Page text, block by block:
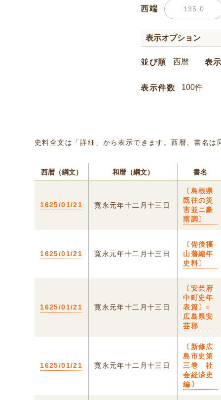
西端
表示オプション
並び順 表
表示件数
史料全文は「詳細」から表示できます。西暦、書名
西暦（綱文） 和暦（綱文） 書名
1625/01/21 寛永元年十二月十三日
〔島根県
既往の災
害並ニ豪
雨調〕
1625/01/21 寛永元年十二月十三日
〔備後福
山藩編年
史料〕
1625/01/21 寛永元年十二月十三日
〔安芸府
中町史年
表篇〕○
広島県安
芸郡
1625/01/21 寛永元年十二月十三日
〔新修広
島市史第
三巻 社
会経済史
編〕